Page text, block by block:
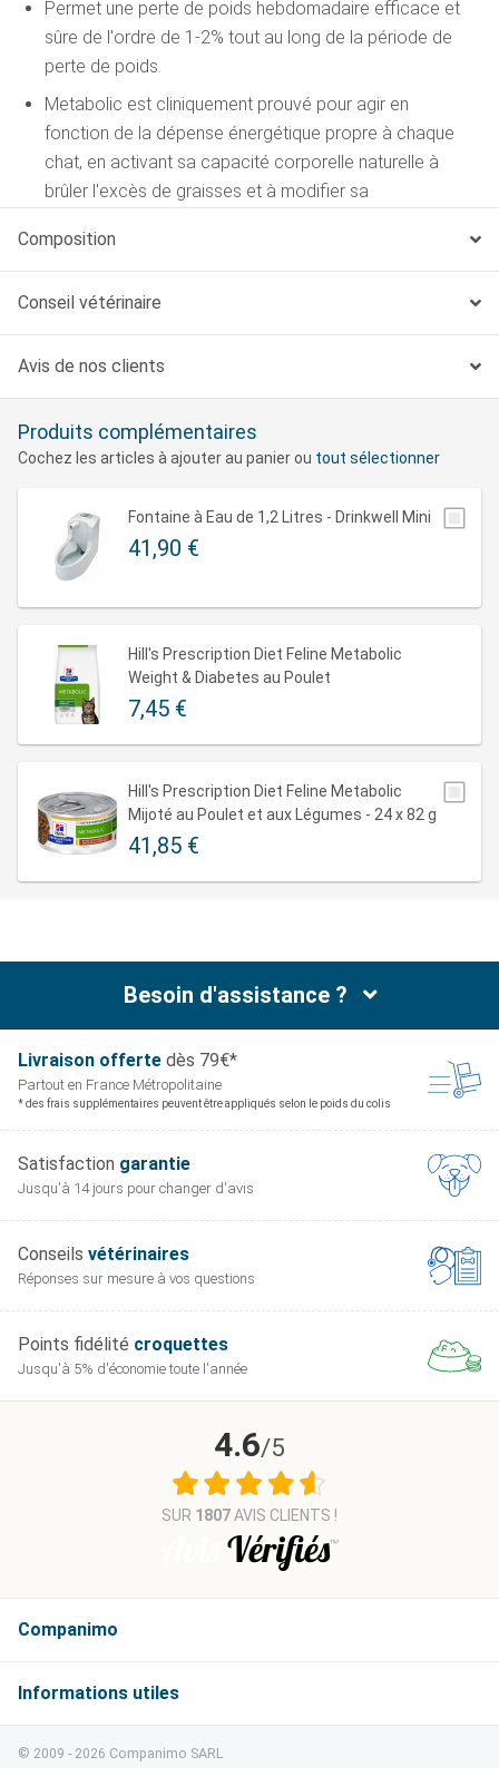
Permet une perte de poids hebdomadaire efficace et
sûre de l'ordre de 1-2% tout au long de la période de
perte de poids.
Metabolic est cliniquement prouvé pour agir en
fonction de la dépense énergétique propre à chaque
chat, en activant sa capacité corporelle naturelle à
brûler l'excès de graisses et à modifier sa
Une efficacité prouvée dans des conditions réelles
d'utilisation :
Lors d'une étude test effectuée au domicile des
propriétaires, 81% des chats ont perdu du poids en 2
mois.
74% des propriétaires de chats sont prêts à
recommander Metabolic à leurs amis ayant des chats
Une perte et un maintien du poids en toute sécurité :
du poids de forme. Sûr pour une alimentation à long
terme
CLES
AVANTAGES CLES
Complexe de
nutriments
scientifique
Teneur
aide à interrompre le cycle
énergétique.
Fibres
élevée
Des fibres solubles et
insolubles pour la satiété
et le maintien de la bonne
santé gastro-intestinale.
L-carnitine
Favorise la combustion
une perte de poids plus
efficace.
L-lysine
Teneur
énergétique des graisses
Teneur
élevée
Contribue à neutraliser les
radicaux libres qui peuvent
augmenter en cas
d'obésité.
ATTENTION : Ne pas utiliser sans prescription de
Composition
Conseil vétérinaire
Avis de nos clients
Produits complémentaires
Cochez les articles à ajouter au panier ou tout sélectionner
Fontaine à Eau de 1,2 Litres - Drinkwell Mini
41,90 €
Hill's Prescription Diet Feline Metabolic
Weight & Diabetes au Poulet
7,45 €
Hill's Prescription Diet Feline Metabolic
Mijoté au Poulet et aux Légumes - 24 x 82 g
41,85 €
Besoin d'assistance ?
Livraison offerte dès 79€*
Partout en France Métropolitaine
* des frais supplémentaires peuvent être appliqués selon le poids du colis
Satisfaction garantie
Jusqu'à 14 jours pour changer d'avis
Conseils vétérinaires
Réponses sur mesure à vos questions
Points fidélité croquettes
Jusqu'à 5% d'économie toute l'année
Companimo
Informations
4.6/5
SUR 1807AVIS CLIENTS !
© 2009 - 2026 Companimo SARL